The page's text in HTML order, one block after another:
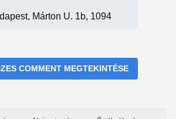
Márton U. 1b, 1094
COMMENT MEGTEKINTÉSE